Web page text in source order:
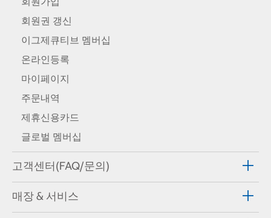
회원권 갱신
이그제큐티브 멤버십
온라인등록
마이페이지
주문내역
제휴신용카드
글로벌 멤버십
고객센터(FAQ/문의)
매장 & 서비스